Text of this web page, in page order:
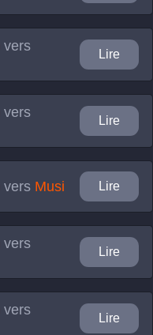
vers
Lire
vers
Lire
vers Musi Lire
vers
Lire
vers
Lire